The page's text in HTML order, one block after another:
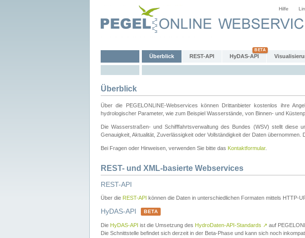
Hilfe
Überblick REST-API HyDAS-API
Überblick
Über die PEGELONLINE-Webservices können Drittanbieter kostenlos ihre
hydrologischer Parameter, wie zum Beispiel Wasserstände, von Binnen- und
Die Wasserstraßen- und Schifffahrtsverwaltung des Bundes (WSV) stellt diese
Genauigkeit, Aktualität, Zuverlässigkeit oder Vollständigkeit der Daten übernommen.
Bei Fragen oder Hinweisen, verwenden Sie bitte das Kontaktformular.
REST- und XML-basierte Webservices
REST-API
Über die REST-API können die Daten in unterschiedlichen Formaten mittels HTTP-
HyDAS-API BETA
Die HyDAS-API ist die Umsetzung des HydroDaten-API-Standards ↗ auf
Die Schnittstelle befindet sich derzeit in der Beta-Phase und kann sich noch